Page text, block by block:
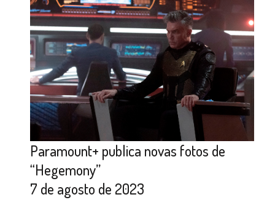
Paramount+ publica novas fotos de
“Hegemony”
7 de agosto de 2023